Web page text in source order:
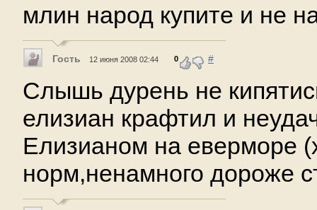
млин народ купите и не
Гость 12 июня 2008 02:44 0 #
Слышь дурень не
елизиан крафтил и
Елизианом на еверморе
норм,ненамного дороже